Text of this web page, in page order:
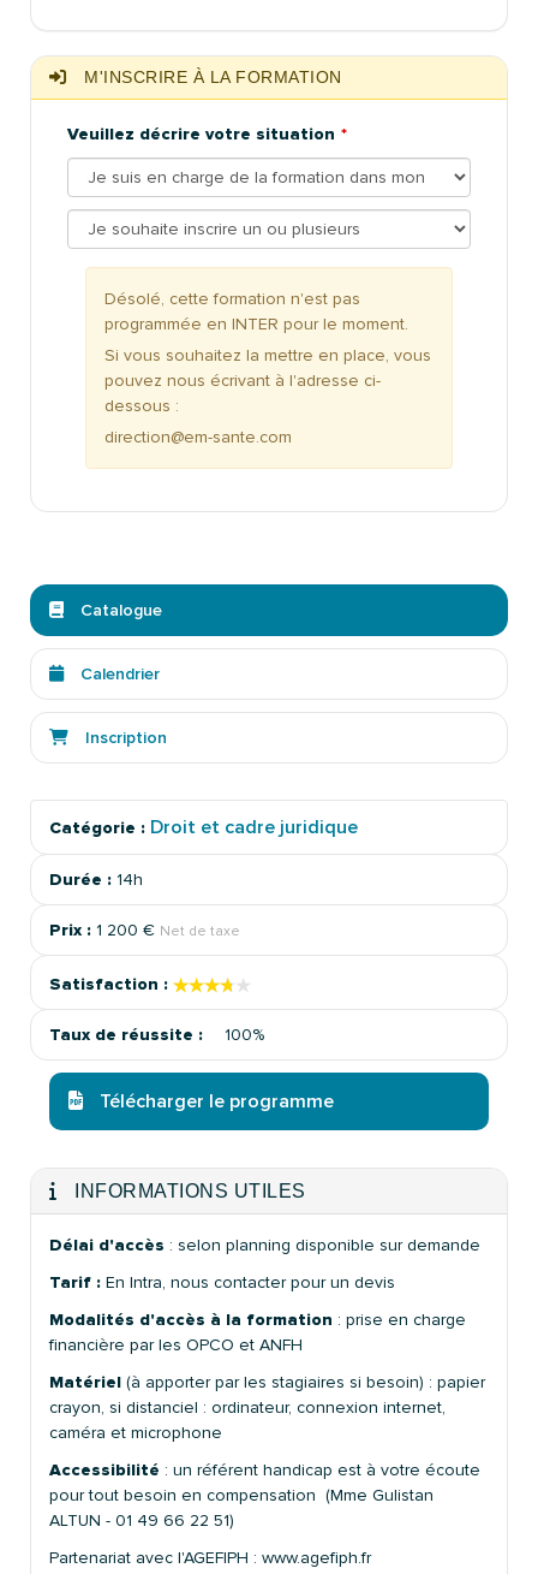
M'INSCRIRE À LA FORMATION
Veuillez décrire votre situation
Désolé, cette formation n'est pas
programmée en INTER pour le moment.
Si vous souhaitez la mettre en place, vous
pouvez nous écrivant à l'adresse ci-
dessous :
direction@em-sante.com
Catalogue
Calendrier
Inscription
Catégorie : Droit et cadre juridique
Durée : 14h
Prix : 1 200 € Net de taxe
Satisfaction : ★★★★★
★★★★★
Taux de réussite : 100%
Télécharger le programme
INFORMATIONS UTILES
Délai d'accès : selon planning disponible sur demande
Tarif : En Intra, nous contacter pour un devis
Modalités d'accès à la formation : prise en charge
financière par les OPCO et ANFH
Matériel (à apporter par les stagiaires si besoin) : papier
crayon, si distanciel : ordinateur, connexion internet,
caméra et microphone
Accessibilité : un référent handicap est à votre écoute
pour tout besoin en compensation (Mme Gulistan
ALTUN - 01 49 66 22 51)
Partenariat avec l'AGEFIPH : www.agefiph.fr